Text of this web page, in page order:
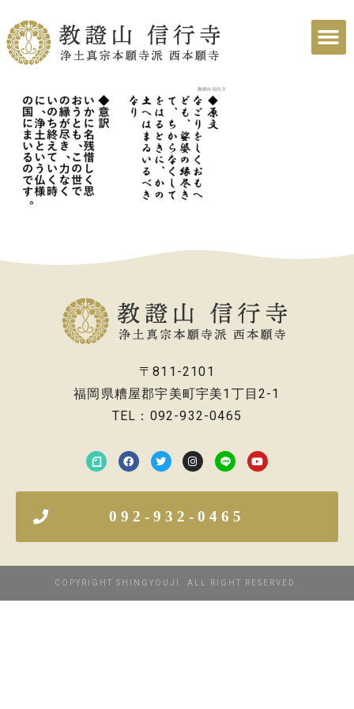
〒811-2101
福岡県糟屋郡宇美町宇美1丁目2-1
TEL：092-932-0465
092-932-0465
COPYRIGHT SHINGYOUJI. ALL RIGHT RESERVED.